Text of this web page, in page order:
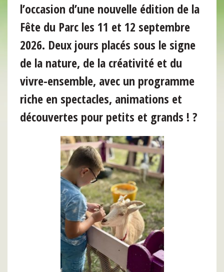
l’occasion d’une nouvelle édition de la
Fête du Parc les 11 et 12 septembre
2026. Deux jours placés sous le signe
de la nature, de la créativité et du
vivre-ensemble, avec un programme
riche en spectacles, animations et
découvertes pour petits et grands ! ?